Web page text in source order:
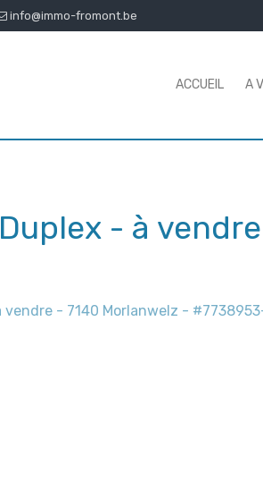
info@immo-fromont.be
ACCUEIL A
Duplex - à vendre